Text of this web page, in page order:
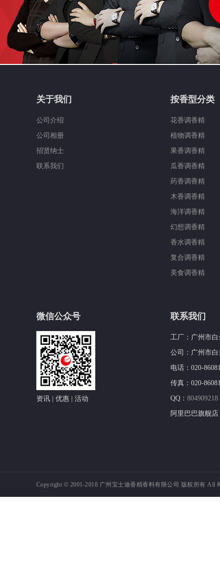
关于我们
公司介绍
公司相册
招贤纳士
联系我们
按香型分类
花香调香精
植物调香精
果香调香精
瓜香调香精
药香调香精
木香调香精
海洋调香精
幻想调香精
香水调香精
复合调香精
美食调香精
微信公众号
资讯 | 优惠 | 活动
联系我们
工厂：广州市
公司：广州市
电话：020-
传真：020-
QQ： 804909218
阿里巴巴旗舰店
Copyright © 2001-2018 广州宝士迪香精香料有限公司 版权所有 All